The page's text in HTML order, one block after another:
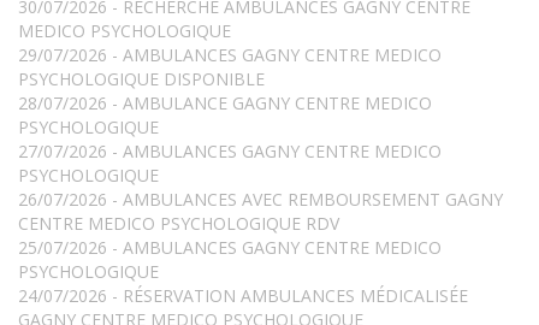
30/07/2026 - RECHERCHE AMBULANCES GAGNY CENTRE
MEDICO PSYCHOLOGIQUE
29/07/2026 - AMBULANCES GAGNY CENTRE MEDICO
PSYCHOLOGIQUE DISPONIBLE
28/07/2026 - AMBULANCE GAGNY CENTRE MEDICO
PSYCHOLOGIQUE
27/07/2026 - AMBULANCES GAGNY CENTRE MEDICO
PSYCHOLOGIQUE
26/07/2026 - AMBULANCES AVEC REMBOURSEMENT GAGNY
CENTRE MEDICO PSYCHOLOGIQUE RDV
25/07/2026 - AMBULANCES GAGNY CENTRE MEDICO
PSYCHOLOGIQUE
24/07/2026 - RÉSERVATION AMBULANCES MÉDICALISÉE
GAGNY CENTRE MEDICO PSYCHOLOGIQUE